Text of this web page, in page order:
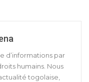
d’informations par
humains. Nous
togolaise,